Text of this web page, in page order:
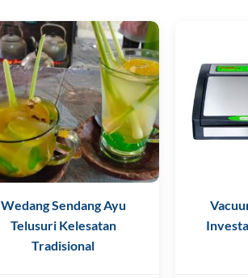
Wedang Sendang Ayu
Telusuri Kelesatan
Tradisional